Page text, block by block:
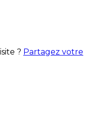
? Partagez votre